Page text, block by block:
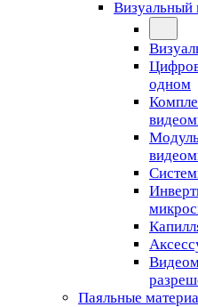
Визуальный
одном
Паяльные